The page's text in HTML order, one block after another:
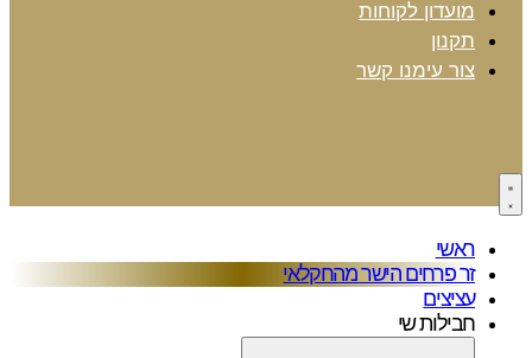
מועדון לקוחות
תקנון
צור עימנו קשר
ראשי
זר פרחים הישר מהחקלאי
עציצים
חבילות שי